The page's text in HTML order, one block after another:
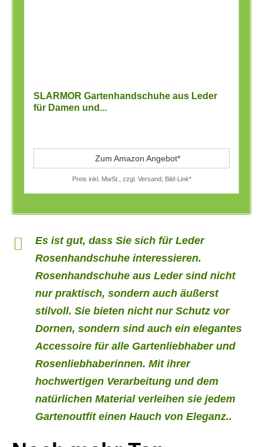
SLARMOR Gartenhandschuhe aus Leder
für Damen und...
Zum Amazon Angebot*
Preis inkl. MwSt., zzgl. Versand; Bild-Link*
Es ist gut, dass Sie sich für Leder
Rosenhandschuhe interessieren.
Rosenhandschuhe aus Leder sind nicht
nur praktisch, sondern auch äußerst
stilvoll. Sie bieten nicht nur Schutz vor
Dornen, sondern sind auch ein elegantes
Accessoire für alle Gartenliebhaber und
Rosenliebhaberinnen. Mit ihrer
hochwertigen Verarbeitung und dem
natürlichen Material verleihen sie jedem
Gartenoutfit einen Hauch von Eleganz..